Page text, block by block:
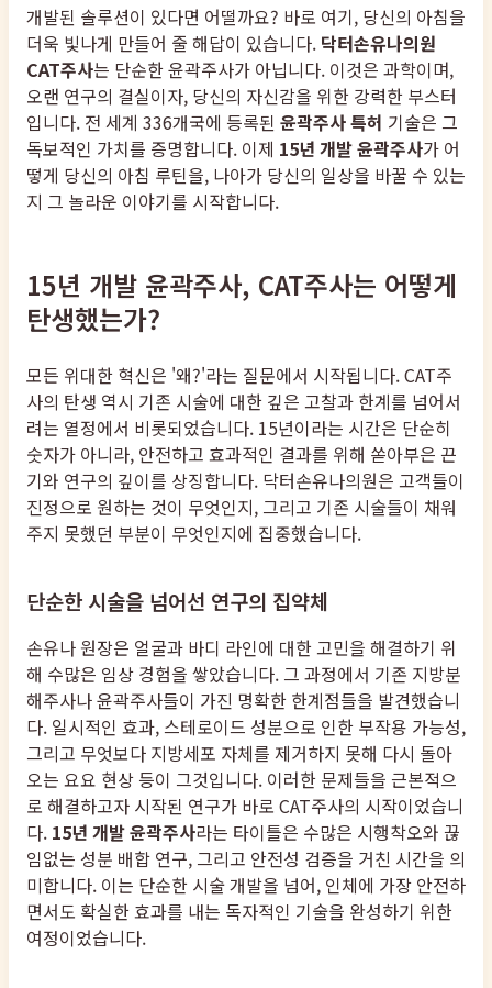
개발된 솔루션이 있다면 어떨까요? 바로 여기, 당신의 아침을
더욱 빛나게 만들어 줄 해답이 있습니다. 닥터손유나의원
CAT주사는 단순한 윤곽주사가 아닙니다. 이것은 과학이며,
오랜 연구의 결실이자, 당신의 자신감을 위한 강력한 부스터
입니다. 전 세계 336개국에 등록된 윤곽주사 특허 기술은 그
독보적인 가치를 증명합니다. 이제 15년 개발 윤곽주사가 어
떻게 당신의 아침 루틴을, 나아가 당신의 일상을 바꿀 수 있는
지 그 놀라운 이야기를 시작합니다.
15년 개발 윤곽주사, CAT주사는 어떻게
탄생했는가?
모든 위대한 혁신은 '왜?'라는 질문에서 시작됩니다. CAT주
사의 탄생 역시 기존 시술에 대한 깊은 고찰과 한계를 넘어서
려는 열정에서 비롯되었습니다. 15년이라는 시간은 단순히
숫자가 아니라, 안전하고 효과적인 결과를 위해 쏟아부은 끈
기와 연구의 깊이를 상징합니다. 닥터손유나의원은 고객들이
진정으로 원하는 것이 무엇인지, 그리고 기존 시술들이 채워
주지 못했던 부분이 무엇인지에 집중했습니다.
단순한 시술을 넘어선 연구의 집약체
손유나 원장은 얼굴과 바디 라인에 대한 고민을 해결하기 위
해 수많은 임상 경험을 쌓았습니다. 그 과정에서 기존 지방분
해주사나 윤곽주사들이 가진 명확한 한계점들을 발견했습니
다. 일시적인 효과, 스테로이드 성분으로 인한 부작용 가능성,
그리고 무엇보다 지방세포 자체를 제거하지 못해 다시 돌아
오는 요요 현상 등이 그것입니다. 이러한 문제들을 근본적으
로 해결하고자 시작된 연구가 바로 CAT주사의 시작이었습니
다. 15년 개발 윤곽주사라는 타이틀은 수많은 시행착오와 끊
임없는 성분 배합 연구, 그리고 안전성 검증을 거친 시간을 의
미합니다. 이는 단순한 시술 개발을 넘어, 인체에 가장 안전하
면서도 확실한 효과를 내는 독자적인 기술을 완성하기 위한
여정이었습니다.